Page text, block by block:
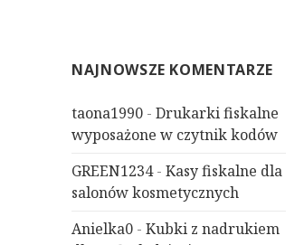
NAJNOWSZE KOMENTARZE
taona1990 -Drukarki fiskalne
wyposażone w czytnik kodów
GREEN1234-Kasy fiskalne dla
salonów kosmetycznych
Anielka0 -Kubki z nadrukiem